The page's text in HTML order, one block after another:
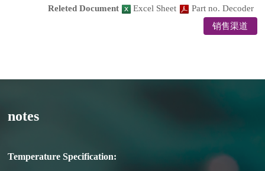
Releted Document Excel Sheet
Part no. Decoder
销售渠道
notes
Temperature Specification: